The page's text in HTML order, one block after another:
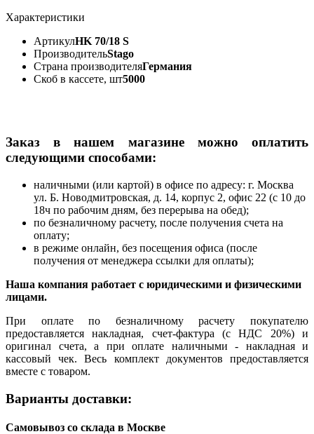
Характеристики
АртикулHK 70/18 S
ПроизводительStago
Страна производителяГермания
Скоб в кассете, шт5000
Заказ в нашем магазине можно оплатить
следующими способами:
наличными (или картой) в офисе по адресу: г. Москва
ул. Б. Новодмитровская, д. 14, корпус 2, офис 22 (с 10 до
18ч по рабочим дням, без перерыва на обед);
по безналичному расчету, после получения счета на
оплату;
в режиме онлайн, без посещения офиса (после
получения от менеджера ссылки для оплаты);
Наша компания работает с юридическими и физическими
лицами.
При оплате по безналичному расчету покупателю
предоставляется накладная, счет-фактура (с НДС 20%) и
оригинал счета, а при оплате наличными - накладная и
кассовый чек. Весь комплект документов предоставляется
вместе с товаром.
Варианты доставки:
Самовывоз со склада в Москве